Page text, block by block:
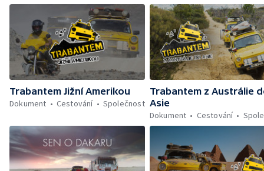
Trabantem Jižní Amerikou
Dokument
Cestování Společnost
Trabantem z Austrálie
Asie
Dokument
Cestování